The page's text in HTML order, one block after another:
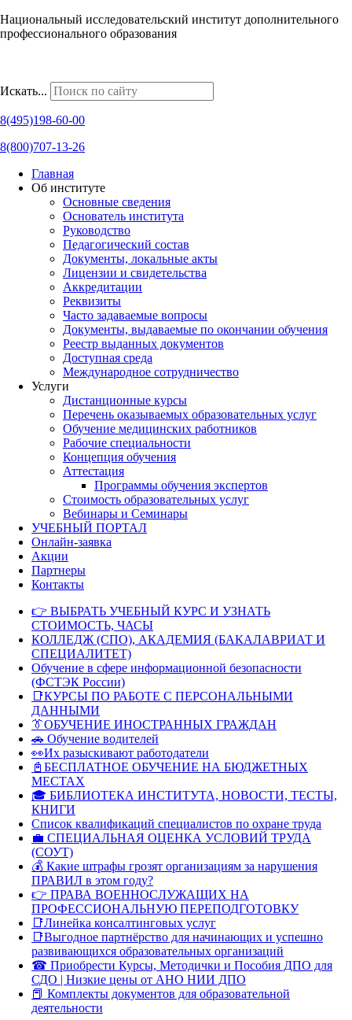
Национальный исследовательский институт дополнительного
профессионального образования
Искать...
8(495)198-60-00
8(800)707-13-26
Главная
Об институте
Основные сведения
Основатель института
Руководство
Педагогический состав
Документы, локальные акты
Лицензии и свидетельства
Аккредитации
Реквизиты
Часто задаваемые вопросы
Документы, выдаваемые по окончании обучения
Реестр выданных документов
Доступная среда
Международное сотрудничество
Услуги
Дистанционные курсы
Перечень оказываемых образовательных услуг
Обучение медицинских работников
Рабочие специальности
Концепция обучения
Аттестация
Программы обучения экспертов
Стоимость образовательных услуг
Вебинары и Семинары
УЧЕБНЫЙ ПОРТАЛ
Онлайн-заявка
Акции
Партнеры
Контакты
👉 ВЫБРАТЬ УЧЕБНЫЙ КУРС И УЗНАТЬ
СТОИМОСТЬ, ЧАСЫ
КОЛЛЕДЖ (СПО), АКАДЕМИЯ (БАКАЛАВРИАТ И
СПЕЦИАЛИТЕТ)
Обучение в сфере информационной безопасности
(ФСТЭК России)
📑КУРСЫ ПО РАБОТЕ С ПЕРСОНАЛЬНЫМИ
ДАННЫМИ
👔ОБУЧЕНИЕ ИНОСТРАННЫХ ГРАЖДАН
🚗 Обучение водителей
👀Их разыскивают работодатели
📓БЕСПЛАТНОЕ ОБУЧЕНИЕ НА БЮДЖЕТНЫХ
МЕСТАХ
🎓 БИБЛИОТЕКА ИНСТИТУТА, НОВОСТИ, ТЕСТЫ,
КНИГИ
Список квалификаций специалистов по охране труда
💼 СПЕЦИАЛЬНАЯ ОЦЕНКА УСЛОВИЙ ТРУДА
(СОУТ)
💰 Какие штрафы грозят организациям за нарушения
ПРАВИЛ в этом году?
👉 ПРАВА ВОЕННОСЛУЖАЩИХ НА
ПРОФЕССИОНАЛЬНУЮ ПЕРЕПОДГОТОВКУ
📑Линейка консалтинговых услуг
📑Выгодное партнёрство для начинающих и успешно
развивающихся образовательных организаций
☎ Приобрести Курсы, Методички и Пособия ДПО для
СДО | Низкие цены от АНО НИИ ДПО
📕 Комплекты документов для образовательной
деятельности